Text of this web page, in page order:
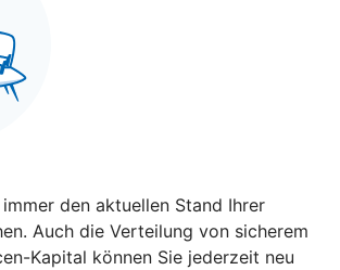
den aktuellen Stand Ihrer
Auch die Verteilung von sicherem
Kapital können Sie jederzeit neu